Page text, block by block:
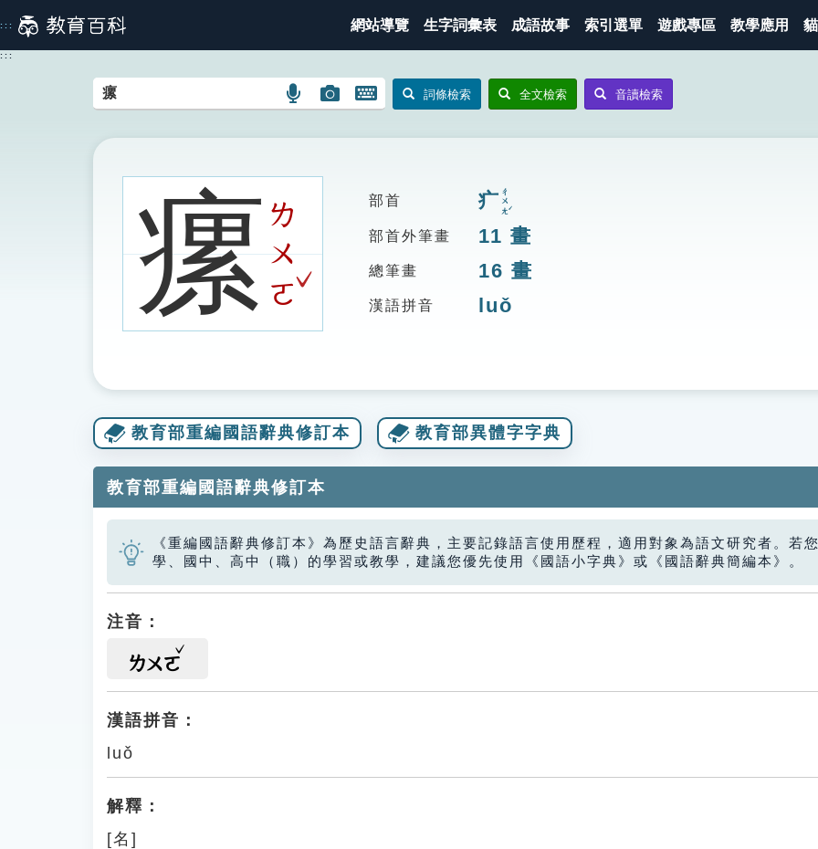
到
主
::: 網站導覽 生字詞彙表 成語故事 索引選單 遊戲專區 教學應用
:::
語
搜
圖
圖
搜
開
鍵
示
詞條檢索 全文檢索 音讀檢索
瘰ㄌ
ㄨ
ㄛ
ˇ
部首 疒ㄔㄨㄤˊ
部首外筆畫 11 畫
總筆畫 16 畫
漢語拼音 luǒ
教育部重編國語辭典修訂本 教育部異體字字典
教育部重編國語辭典修訂本
《重編國語辭典修訂本》為歷史語言辭典，主要記錄語言使用歷程，適用對象為語文研究者。若
學、國中、高中（職）的學習或教學，建議您優先使用《國語小字典》或《國語辭典簡編本》。
注音：
ㄌㄨㄛ
漢語拼音：
luǒ
解釋：
[名]